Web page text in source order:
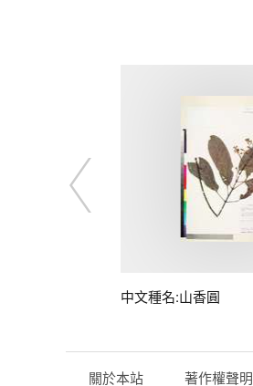
中文種名:山香圓
關於本站 著作權聲明